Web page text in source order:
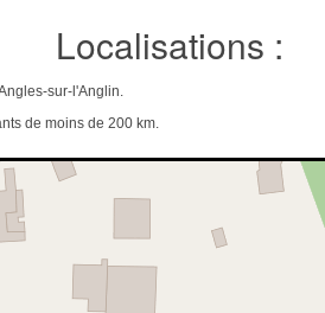
Localisations :
sur-l'Anglin.
de moins de 200 km.